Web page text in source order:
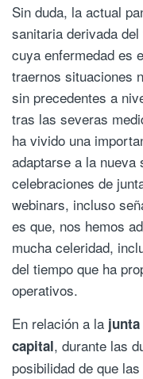
Sin duda, la actual
sanitaria derivada
cuya enfermedad es
traernos situaciones
sin precedentes a
tras las severas
ha vivido una
adaptarse a la nueva
celebraciones de
webinars, incluso
es que, nos hemos
mucha celeridad,
del tiempo que ha
operativos.
En relación a la
capital, durante las
posibilidad de que